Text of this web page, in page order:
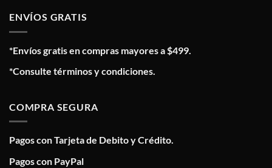
ENVÍOS GRATIS
*Envíos gratis en compras mayores a $499.
*Consulte términos y condiciones.
COMPRA SEGURA
Pagos con Tarjeta de Debito y Crédito.
Pagos con PayPal